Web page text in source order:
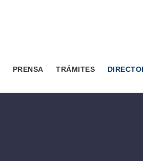
PRENSA TRÁMITES